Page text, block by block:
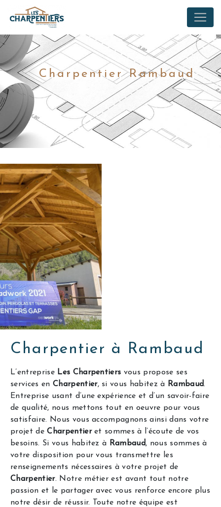
Charpentier Rambaud
Charpentier à Rambaud
L’entreprise Les Charpentiers vous propose ses
services en Charpentier, si vous habitez à Rambaud.
Entreprise usant d’une expérience et d’un savoir-faire
de qualité, nous mettons tout en oeuvre pour vous
satisfaire. Nous vous accompagnons ainsi dans votre
projet deCharpentieret sommes à l’écoute de vos
besoins. Si vous habitez à Rambaud, nous sommes à
votre disposition pour vous transmettre les
renseignements nécessaires à votre projet de
Charpentier. Notre métier est avant tout notre
passion et le partager avec vous renforce encore plus
notre désir de réussir. Toute notre équipe est
Panneau de gestion des cookies